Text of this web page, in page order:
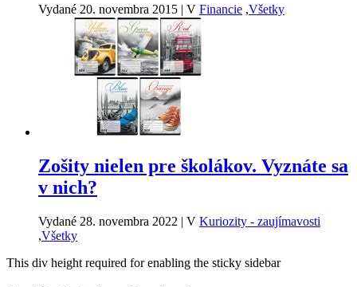
Vydané 20. novembra 2015 | V Financie ,Všetky
Zošity nielen pre školákov. Vyznáte sa
v nich?
Vydané 28. novembra 2022 | V Kuriozity - zaujímavosti
,Všetky
This div height required for enabling the sticky sidebar